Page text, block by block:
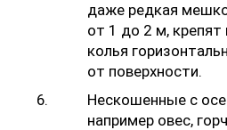
даже редкая
от 1 до 2 м, крепят
колья
от поверхности.
Нескошенные с
например овес,